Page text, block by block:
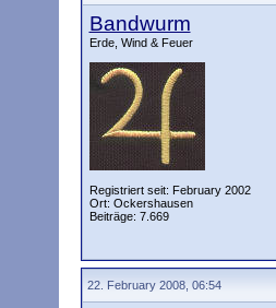
Bandwurm
Erde, Wind & Feuer
Registriert seit: February 2002
Ort: Ockershausen
Beiträge: 7.669
22. February 2008, 06:54